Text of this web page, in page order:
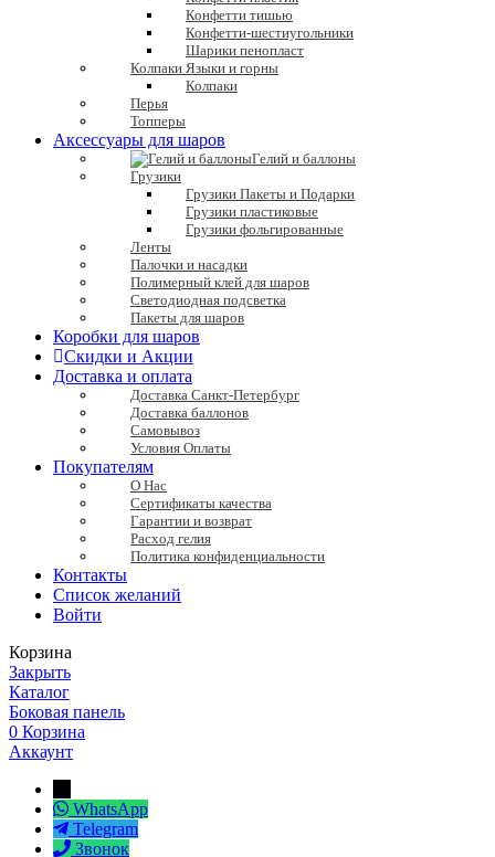
Конфетти тишью
Конфетти-шестиугольники
Шарики пенопласт
Колпаки Языки и горны
Колпаки
Перья
Топперы
Аксессуары для шаров
Гелий и баллоны
Грузики
Грузики Пакеты и Подарки
Грузики пластиковые
Грузики фольгированные
Ленты
Палочки и насадки
Полимерный клей для шаров
Светодиодная подсветка
Пакеты для шаров
Коробки для шаров
Скидки и Акции
Доставка и оплата
Доставка Санкт-Петербург
Доставка баллонов
Самовывоз
Условия Оплаты
Покупателям
О Нас
Сертификаты качества
Гарантии и возврат
Расход гелия
Политика конфиденциальности
Контакты
Список желаний
Войти
Корзина
Закрыть
Каталог
Боковая панель
0 Корзина
Аккаунт
WhatsApp
Telegram
Звонок